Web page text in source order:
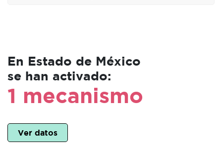
En Estado de México
se han activado:
1 mecanismo
Ver datos